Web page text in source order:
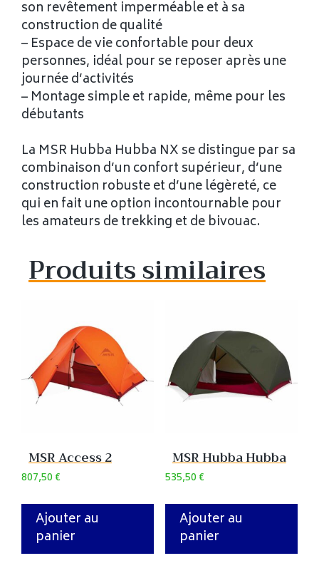
son revêtement imperméable et à sa
construction de qualité
– Espace de vie confortable pour deux
personnes, idéal pour se reposer après une
journée d’activités
– Montage simple et rapide, même pour les
débutants
La MSR Hubba Hubba NX se distingue par sa
combinaison d’un confort supérieur, d’une
construction robuste et d’une légèreté, ce
qui en fait une option incontournable pour
les amateurs de trekking et de bivouac.
Produits similaires
MSR Access 2
807,50€
Ajouter au
panier
MSR Hubba Hubba
535,50€
Ajouter au
panier